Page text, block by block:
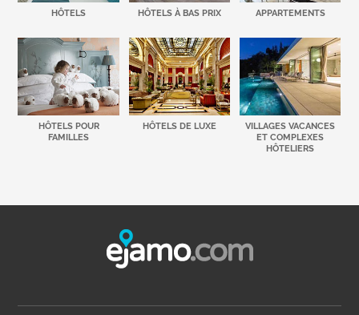
HÔTELS HÔTELS À BAS PRIX APPARTEMENTS
HÔTELS POUR
FAMILLES
HÔTELS DE LUXE
VILLAGES VACANCES
ET COMPLEXES
HÔTELIERS